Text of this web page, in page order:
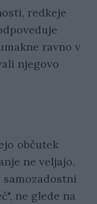
redkeje
ravno v
njegovo
občutek
ne veljajo.
ne glede na